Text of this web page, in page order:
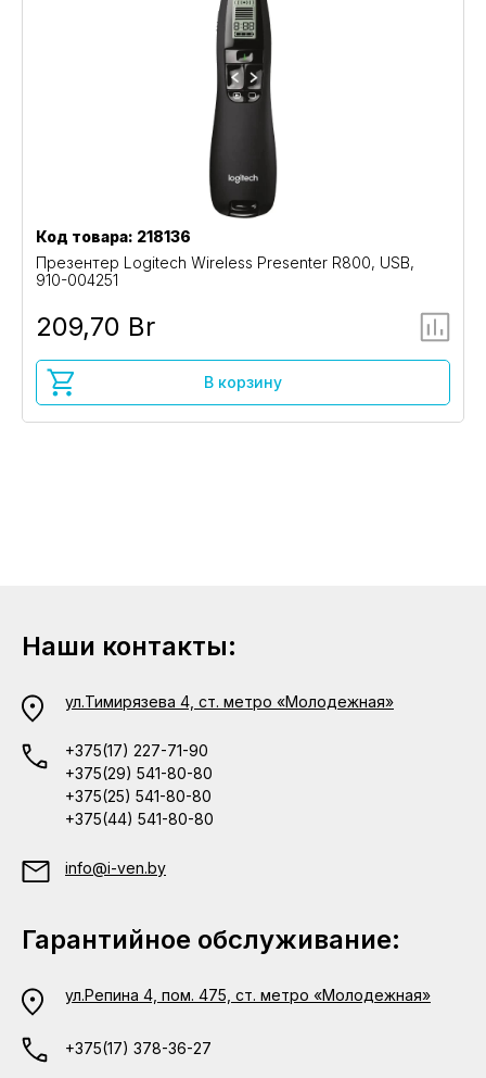
Код товара: 218136
Презентер Logitech Wireless Presenter R800, USB,
910-004251
209,70 Br
В корзину
Наши контакты:
ул.Тимирязева 4, ст. метро «Молодежная»
+375(17) 227-71-90
+375(29) 541-80-80
+375(25) 541-80-80
+375(44) 541-80-80
info@i-ven.by
Гарантийное обслуживание:
ул.Репина 4, пом. 475, ст. метро «Молодежная»
+375(17) 378-36-27